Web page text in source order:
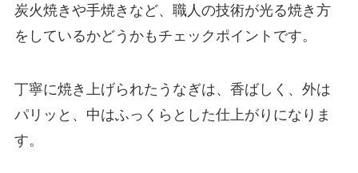
炭火焼きや手焼きなど、職人の技術が光る焼き方
をしているかどうかもチェックポイントです。
丁寧に焼き上げられたうなぎは、香ばしく、外は
パリッと、中はふっくらとした仕上がりになりま
す。